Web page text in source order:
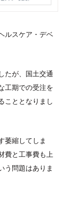
ルスケア・デベ
たが、国土交通
工期での受注を
こととなりまし
萎縮してしま
費と工事費も上
う問題はありま